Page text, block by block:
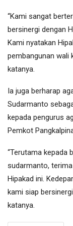
“Kami sangat
bersinergi dengan
Kami nyatakan
pembangunan wali
katanya.
Ia juga berharap
Sudarmanto
kepada pengurus
Pemkot
“Terutama kepada
sudarmanto,
Hipakad ini.
kami siap
katanya.